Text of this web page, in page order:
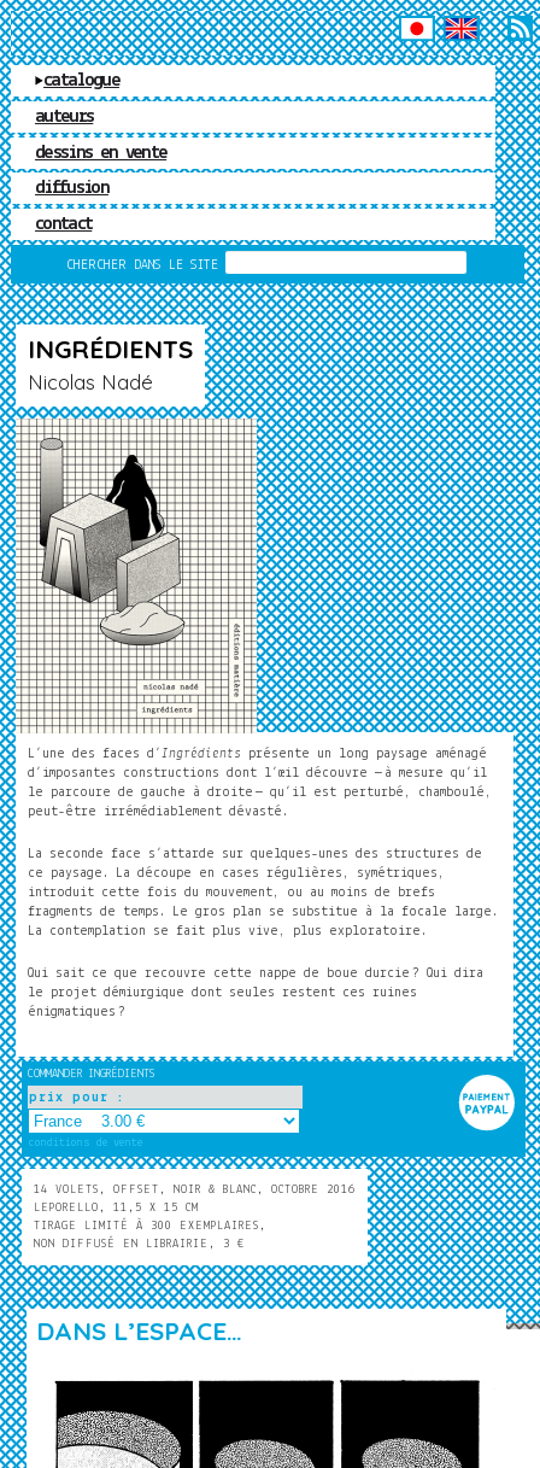
ÉDITIONS MATIÈRE
catalogue
auteurs
dessins en vente
diffusion
contact
CHERCHER DANS LE SITE
INGRÉDIENTS
Nicolas Nadé
L’une des faces d’Ingrédients
présente un long paysage aménagé
d’imposantes constructions dont l’œil découvre — à mesure qu’il
le parcoure de gauche à droite — qu’il est perturbé, chamboulé,
peut-être irrémédiablement dévasté.
La seconde face s’attarde sur quelques-unes des structures de
ce paysage. La découpe en cases régulières, symétriques,
introduit cette fois du mouvement, ou au moins de brefs
fragments de temps. Le gros plan se substitue à la focale large.
La contemplation se fait plus vive, plus exploratoire.
Qui sait ce que recouvre cette nappe de boue durcie ? Qui dira
le projet démiurgique dont seules restent ces ruines
énigmatiques ?
COMMANDER INGRÉDIENTS
prix pour :
conditions de vente
14 VOLETS, OFFSET, NOIR & BLANC, OCTOBRE 2016
LEPORELLO, 11,5 X 15 CM
TIRAGE LIMITÉ À 300 EXEMPLAIRES,
NON DIFFUSÉ EN LIBRAIRIE, 3 €
DANS L’ESPACE…